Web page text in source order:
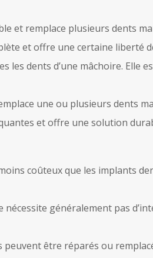
et remplace plusieurs dents
et offre une certaine liberté
les dents d’une mâchoire. Elle
une ou plusieurs dents
et offre une solution
coûteux que les implants
nécessite généralement pas
peuvent être réparés ou